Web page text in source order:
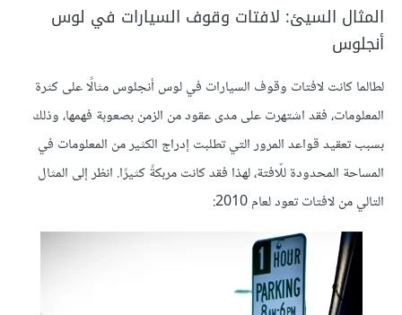
المثال السيئ: لافتات وقوف السيارات في لوس
أنجلوس
لطالما كانت لافتات وقوف السيارات في لوس أنجلوس مثالًا على كثرة
المعلومات، فقد اشتهرت على مدى عقود من الزمن بصعوبة فهمها، وذلك
بسبب تعقيد قواعد المرور التي تطلبت إدراج الكثير من المعلومات في
المساحة المحدودة للّافتة، لهذا فقد كانت مربكةً كثيرًا. انظر إلى المثال
التالي من لافتات تعود لعام 2010: